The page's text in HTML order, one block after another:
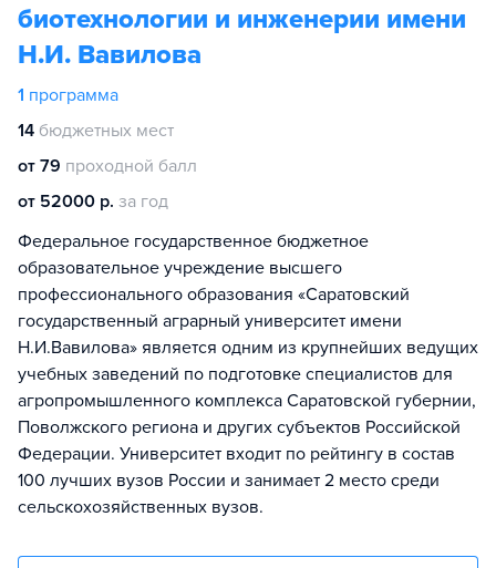
биотехнологии и инженерии имени
Н.И. Вавилова
1 программа
14 бюджетных мест
от 79 проходной балл
от 52000 р. за год
Федеральное государственное бюджетное
образовательное учреждение высшего
профессионального образования «Саратовский
государственный аграрный университет имени
Н.И.Вавилова» является одним из крупнейших ведущих
учебных заведений по подготовке специалистов для
агропромышленного комплекса Саратовской губернии,
Поволжского региона и других субъектов Российской
Федерации. Университет входит по рейтингу в состав
100 лучших вузов России и занимает 2 место среди
сельскохозяйственных вузов.